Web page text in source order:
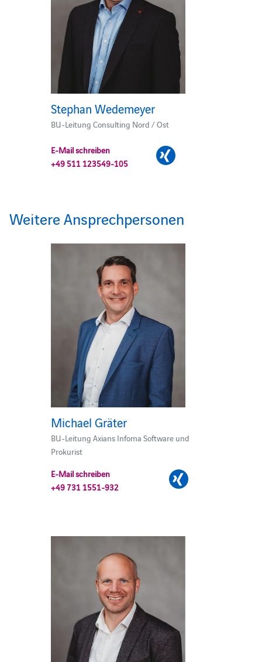
Stephan Wedemeyer
BU-Leitung Consulting Nord / Ost
E-Mail schreiben
+49 511 123549-105
Weitere Ansprechpersonen
Michael Gräter
BU-Leitung Axians Infoma Software und
Prokurist
E-Mail schreiben
+49 731 1551-932